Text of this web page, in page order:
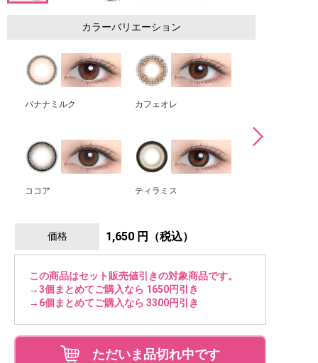
カラーバリエーション
バナナミルク カフェオレ
ココア ティラミス
価格 1,650 円（税込）
この商品はセット販売値引きの対象商品です。
→3個まとめてご購入なら 1650円引き
→6個まとめてご購入なら 3300円引き
ただいま品切れ中です